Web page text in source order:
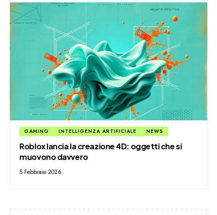
GAMING INTELLIGENZA ARTIFICIALE NEWS
Roblox lancia la creazione 4D: oggetti che si
muovono davvero
5 Febbraio 2026